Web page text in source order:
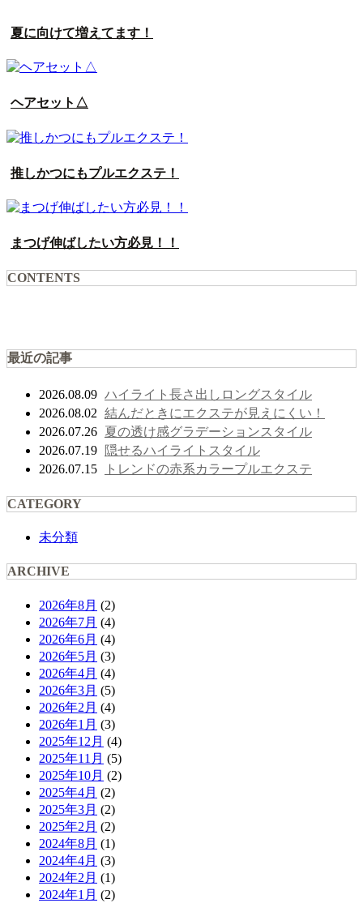
夏に向けて増えてます！
ヘアセット△
推しかつにもプルエクステ！
まつげ伸ばしたい方必見！！
CONTENTS
最近の記事
2026.08.09 ハイライト長さ出しロングスタイル
2026.08.02 結んだときにエクステが見えにくい！
2026.07.26 夏の透け感グラデーションスタイル
2026.07.19 隠せるハイライトスタイル
2026.07.15 トレンドの赤系カラープルエクステ
CATEGORY
未分類
ARCHIVE
2026年8月 (2)
2026年7月 (4)
2026年6月 (4)
2026年5月 (3)
2026年4月 (4)
2026年3月 (5)
2026年2月 (4)
2026年1月 (3)
2025年12月 (4)
2025年11月 (5)
2025年10月 (2)
2025年4月 (2)
2025年3月 (2)
2025年2月 (2)
2024年8月 (1)
2024年4月 (3)
2024年2月 (1)
2024年1月 (2)